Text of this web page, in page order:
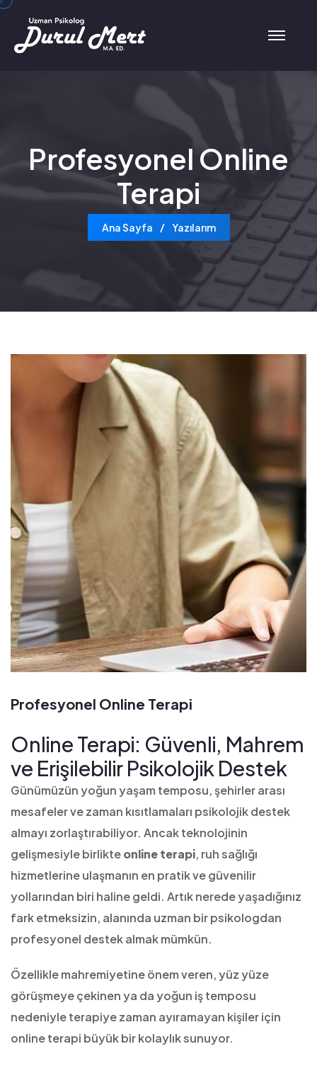
Profesyonel Online
Terapi
Ana Sayfa Yazılarım
Profesyonel Online Terapi
Online Terapi: Güvenli, Mahrem
ve Erişilebilir Psikolojik Destek
Günümüzün yoğun yaşam temposu, şehirler arası
mesafeler ve zaman kısıtlamaları psikolojik destek
almayı zorlaştırabiliyor. Ancak teknolojinin
gelişmesiyle birlikteonline terapi, ruh sağlığı
hizmetlerine ulaşmanın en pratik ve güvenilir
yollarından biri haline geldi. Artık nerede yaşadığınız
fark etmeksizin, alanında uzman bir psikologdan
profesyonel destek almak mümkün.
Özellikle mahremiyetine önem veren, yüz yüze
görüşmeye çekinen ya da yoğun iş temposu
nedeniyle terapiye zaman ayıramayan kişiler için
online terapi büyük bir kolaylık sunuyor.